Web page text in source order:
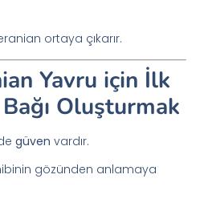
ortaya çıkarır.
Yavru için İlk
Oluşturmak
güven vardır.
gözünden anlamaya